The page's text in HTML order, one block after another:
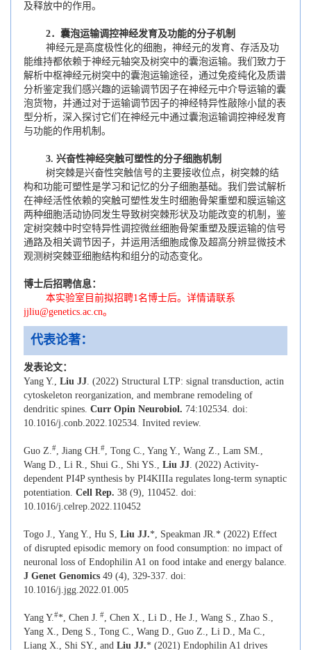
及释放中的作用。
2．囊泡运输调控神经发育及功能的分子机制
神经元是高度极性化的细胞，神经元的发育、存活及功
能维持都依赖于神经元轴突及树突中的囊泡运输。我们致力于
解析中枢神经元树突中的囊泡运输途径，通过免疫纯化及质谱
分析鉴定我们感兴趣的运输调节因子在神经元中介导运输的囊
泡货物，并通过对于运输调节因子的神经特异性敲除小鼠的表
型分析，深入探讨它们在神经元中通过囊泡运输调控神经发育
与功能的作用机制。
3. 兴奋性神经突触可塑性的分子细胞机制
树突棘是兴奋性突触信号的主要接收位点，树突棘的结
构和功能可塑性是学习和记忆的分子细胞基础。我们尝试解析
在神经活性依赖的突触可塑性发生时细胞骨架重塑和膜运输这
两种细胞活动协同发生导致树突棘形状及功能改变的机制，鉴
定树突棘中时空特异性调控微丝细胞骨架重塑及膜运输的信号
通路及相关调节因子，并运用活细胞成像及超高分辨显微技术
观测树突棘亚细胞结构和组分的动态变化。
博士后招聘信息：
本实验室目前拟招聘1名博士后。详情请联系
jjliu@genetics.ac.cn。
代表论著：
发表论文：
Yang Y., Liu JJ. (2022) Structural LTP: signal transduction, actin
cytoskeleton reorganization, and membrane remodeling of
dendritic spines. Curr Opin Neurobiol. 74:102534. doi:
10.1016/j.conb.2022.102534. Invited review.
Guo Z.#, Jiang CH.#, Tong C., Yang Y., Wang Z., Lam SM.,
Wang D., Li R., Shui G., Shi YS., Liu JJ. (2022) Activity-
dependent PI4P synthesis by PI4KIIIa regulates long-term synaptic
potentiation. Cell Rep. 38 (9), 110452. doi:
10.1016/j.celrep.2022.110452
Togo J., Yang Y., Hu S, Liu JJ.*, Speakman JR.* (2022) Effect
of disrupted episodic memory on food consumption: no impact of
neuronal loss of Endophilin A1 on food intake and energy balance.
J Genet Genomics 49 (4), 329-337. doi:
10.1016/j.jgg.2022.01.005
Yang Y.#*, Chen J. #, Chen X., Li D., He J., Wang S., Zhao S.,
Yang X., Deng S., Tong C., Wang D., Guo Z., Li D., Ma C.,
Liang X., Shi SY., and Liu JJ.* (2021) Endophilin A1 drives